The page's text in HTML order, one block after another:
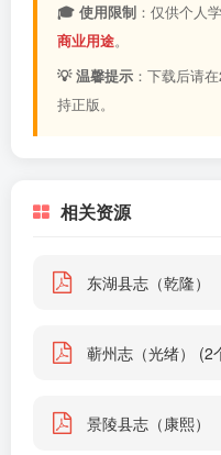
🎓 使用限制 ：仅供个人
商业用途。
💡 温馨提示 ：下载后请
持正版。
相关资源
东湖县志（乾隆）
蕲州志（光绪） (2
景陵县志（康熙）